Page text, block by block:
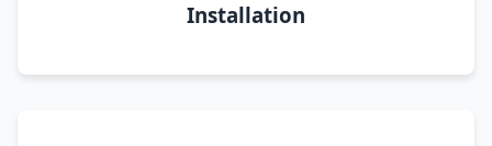
Installation